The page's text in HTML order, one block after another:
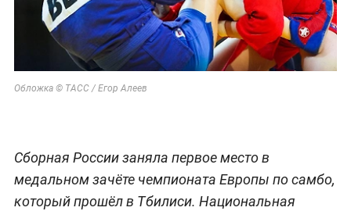
Обложка © ТАСС / Егор Алеев
Сборная России заняла первое место в
медальном зачёте чемпионата Европы по самбо,
который прошёл в Тбилиси. Национальная